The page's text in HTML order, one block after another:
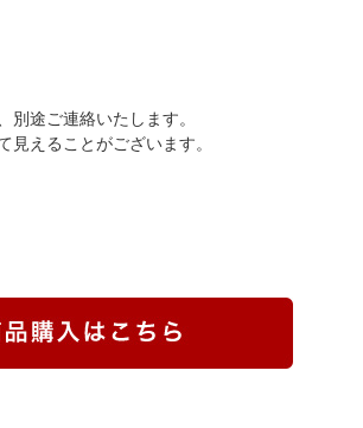
途ご連絡いたします。
えることがございます。